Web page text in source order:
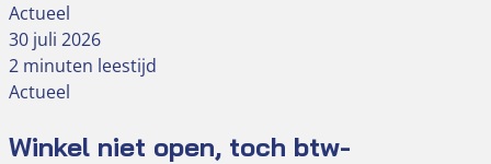
Actueel
30 juli 2026
2 minuten leestijd
Actueel
Winkel niet open, toch btw-